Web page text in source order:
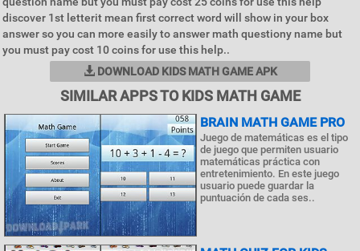
discover 1st letterit mean first correct word will show in your box
answer so you can more easily to answer math questiony name but
you must pay cost 10 coins for use this help..
DOWNLOAD KIDS MATH GAME APK
SIMILAR APPS TO KIDS MATH GAME
BRAIN MATH GAME PRO
Juego de matemáticas es el tipo
de juego que permiten usuario
matemáticas práctica con
entretenimiento. En este juego
usuario puede guardar la
puntuación de cada ses..